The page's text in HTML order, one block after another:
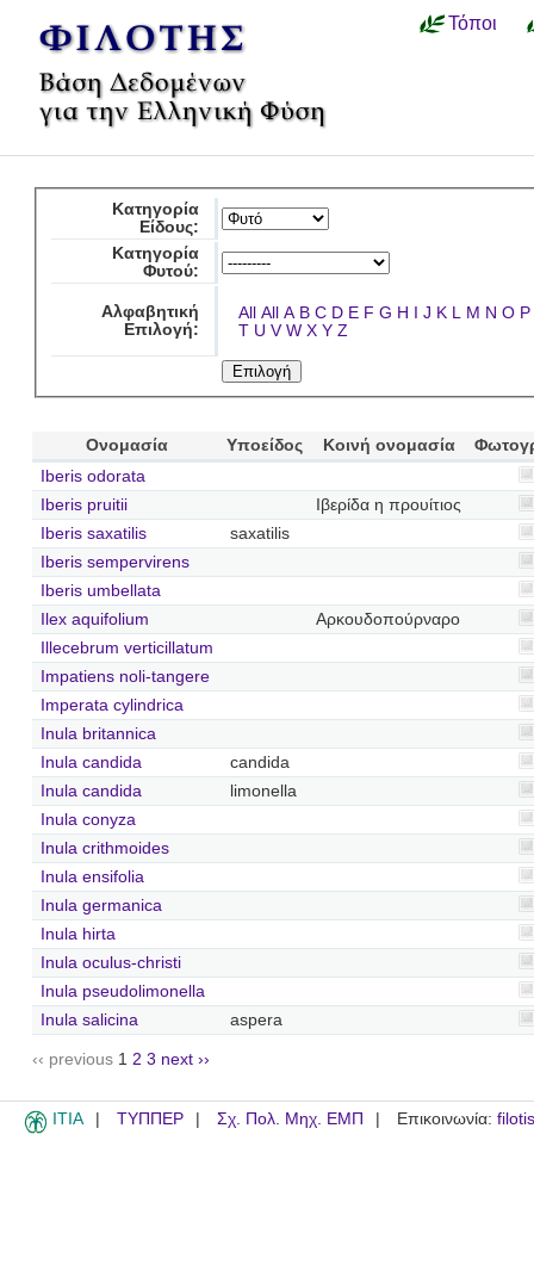
Τόποι
Κατηγορία
Είδους:
Κατηγορία
Φυτού:
Αλφαβητική
Επιλογή:
All All A B C D E F G H I J K L M N O P
T U V W X Y Z
Ονομασία Υποείδος Κοινή ονομασία
Iberis odorata
Iberis pruitii
Ιβερίδα η προυίτιος
Iberis saxatilis
saxatilis
Iberis sempervirens
Iberis umbellata
Ilex aquifolium
Αρκουδοπούρναρο
Illecebrum verticillatum
Impatiens noli-tangere
Imperata cylindrica
Inula britannica
Inula candida
candida
Inula candida
limonella
Inula conyza
Inula crithmoides
Inula ensifolia
Inula germanica
Inula hirta
Inula oculus-christi
Inula pseudolimonella
Inula salicina
aspera
‹‹ previous 1 2 3 next ››
ITIA ΤΥΠΠΕΡ Σχ. Πολ. Μηχ. ΕΜΠ Επικοινωνία: